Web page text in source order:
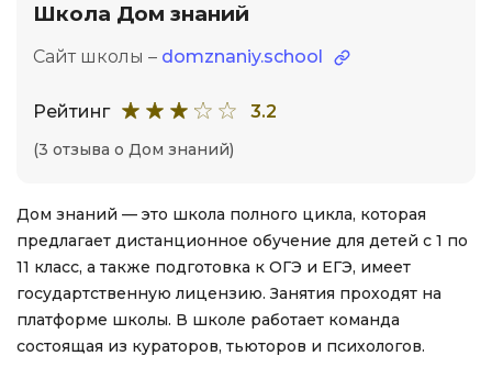
Школа Дом знаний
Сайт школы – domznaniy.school
Рейтинг 3.2
(3 отзыва о Дом знаний)
Дом знаний — это школа полного цикла, которая
предлагает дистанционное обучение для детей с 1 по
11 класс, а также подготовка к ОГЭ и ЕГЭ, имеет
государтственную лицензию. Занятия проходят на
платформе школы. В школе работает команда
состоящая из кураторов, тьюторов и психологов.